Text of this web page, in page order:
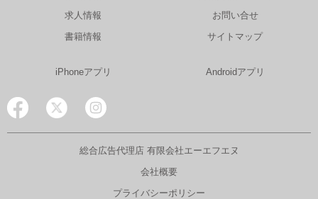
求人情報
書籍情報
お問い合せ
サイトマップ
iPhoneアプリ Androidアプリ
総合広告代理店 有限会社エーエフエヌ
会社概要
プライバシーポリシー